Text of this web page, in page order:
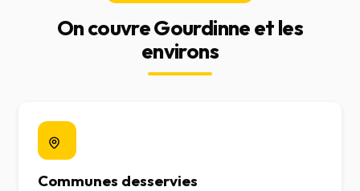
On couvre Gourdinne et les
environs
Communes desservies